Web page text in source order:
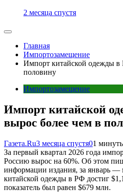
2 месяца спустя
Главная
Импортозамещение
Импорт китайской одежды в
половину
Импортозамещение
Импорт китайской
вырос более чем в
Газета.Ru3 месяца спустя01
За первый квартал 2026 года
Россию вырос на 60%. Об этом
информации издания, за январь —
китайской одежды в РФ достиг
показатель был равен $679 млн.